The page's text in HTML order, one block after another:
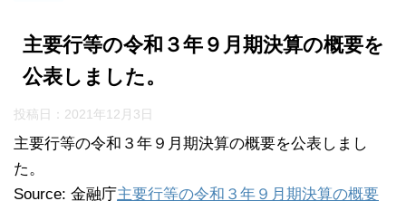
主要行等の令和３年９月期決算の概要を
公表しました。
投稿日： 2021年12月3日
主要行等の令和３年９月期決算の概要を公表しまし
た。
Source: 金融庁主要行等の令和３年９月期決算の概要